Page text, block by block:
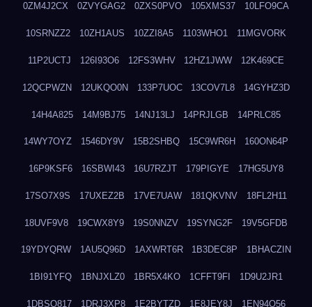
0ZM4J2CX 0ZVYGAG2 0ZXS0PVO 105XMS37 10LFO9CA
10SRNZZ2 10ZH1AUS 10ZZI8A5 1103WHO1 11MGVORK
11P2UCTJ 126I93O6 12FS3WHV 12HZ1JWW 12K469CE
12QCPWZN 12UKQO0N 133P7UOC 13COV7L8 14GYHZ3D
14H4A825 14M9BJ75 14NJ13LJ 14PRJLGB 14PRLC85
14WY7OYZ 1546DY9V 15B2SHBQ 15C9WR6H 160ON64P
16P9KSF6 16SBWI43 16U7RZJT 179PIGYE 17HG5UY8
17SO7X9S 17UXEZ2B 17VE7UAW 181QKVNV 18FL2H11
18UVF9V8 19CWX8Y9 19S0NNZV 19SYNG2F 19V5GFDB
19YDYQRW 1AU5Q96D 1AXWRT6R 1B3DEC8P 1BHACZIN
1BI91YFQ 1BNJXLZ0 1BR5X4KO 1CFFT9FI 1D9U2JR1
1DBSQ817 1DRJ3XP8 1E2BYTZD 1E8JEY8J 1EN94O56